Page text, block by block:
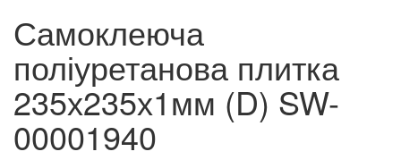
Самоклеюча
поліуретанова плитка
235х235х1мм (D) SW-
00001940